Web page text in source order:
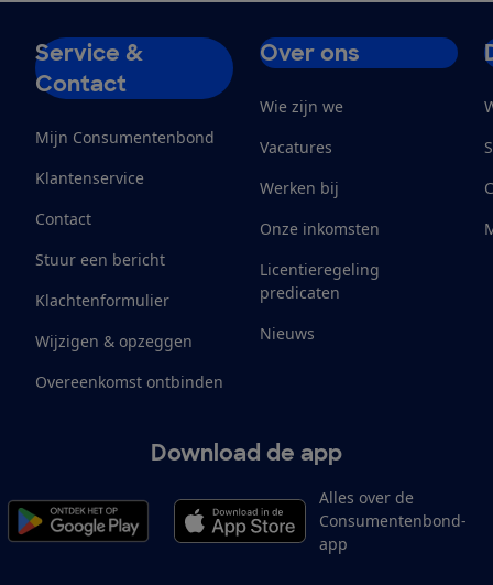
Service &
Contact
Mijn Consumentenbond
Klantenservice
Contact
Stuur een bericht
Klachtenformulier
Wijzigen & opzeggen
Overeenkomst ontbinden
Over ons
Wie zijn we
Vacatures
Werken bij
Onze inkomsten
Licentieregeling
predicaten
Nieuws
Download de app
Alles over de
Consumentenbond-
app